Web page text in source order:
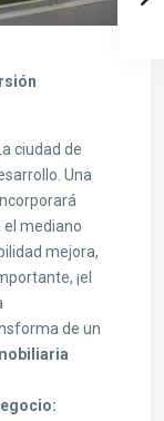
La ciudad de
Una
mediano
mejora,
¡el
de un